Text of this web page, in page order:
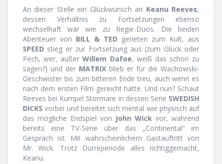
An dieser Stelle ein Glückwunsch an Keanu Reeves,
dessen Verhältnis zu Fortsetzungen ebenso
wechselhaft war wie zu Regie-Duos. Die beiden
Abenteuer von BILL & TED gerieten zum Kult, aus
SPEED stieg er zur Fortsetzung aus (zum Glück oder
Pech, wer, außerWillem Dafoe, weiß das schon zu
sagen?) und der MATRIX blieb er für die Wachowski-
Geschwister bis zum bitteren Ende treu, auch wenn es
nach dem ersten Film gereicht hätte. Und nun? Schaut
Reeves bei Kumpel Stormare in dessen Serie SWEDISH
DICKS vorbei und bereitet sich mental wie physisch auf
das mögliche Endspiel von John Wick vor, während
bereits eine TV-Serie über das „Continental“ im
Gespräch ist. Mit wahrscheinlichem Gastauftritt von
Mr. Wick. Trotz Dürreperiode alles richtiggemacht,
Keanu.